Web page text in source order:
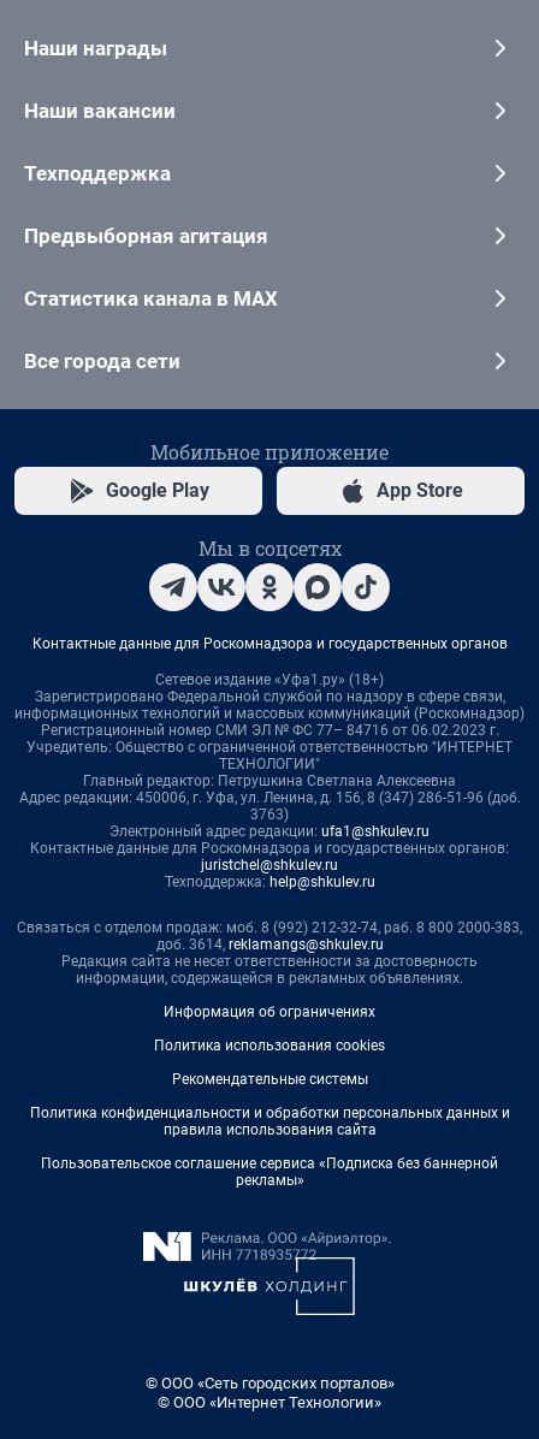
Наши награды
Наши вакансии
Техподдержка
Предвыборная агитация
Статистика канала в MAX
Все города сети
Мобильное приложение
Google Play App Store
Мы в соцсетях
Контактные данные для Роскомнадзора и государственных органов
Сетевое издание «Уфа1.ру» (18+)
Зарегистрировано Федеральной службой по надзору в сфере связи,
информационных технологий и массовых коммуникаций (Роскомнадзор)
Регистрационный номер СМИ ЭЛ № ФС 77– 84716 от 06.02.2023 г.
Учредитель: Общество с ограниченной ответственностью "ИНТЕРНЕТ
ТЕХНОЛОГИИ"
Главный редактор: Петрушкина Светлана Алексеевна
Адрес редакции: 450006, г. Уфа, ул. Ленина, д. 156, 8 (347) 286-51-96 (доб.
3763)
Электронный адрес редакции: ufa1@shkulev.ru
Контактные данные для Роскомнадзора и государственных органов:
juristchel@shkulev.ru
Техподдержка: help@shkulev.ru
Связаться с отделом продаж: моб. 8 (992) 212-32-74, раб. 8 800 2000-383,
доб. 3614, reklamangs@shkulev.ru
Редакция сайта не несет ответственности за достоверность
информации, содержащейся в рекламных объявлениях.
Информация об ограничениях
Политика использования cookies
Рекомендательные системы
Политика конфиденциальности и обработки персональных данных и
правила использования сайта
Пользовательское соглашение сервиса «Подписка без баннерной
рекламы»
© ООО «Сеть городских порталов»
© ООО «Интернет Технологии»